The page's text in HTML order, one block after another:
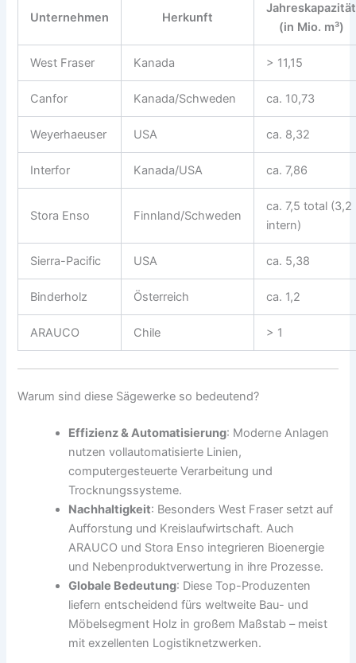
Unternehmen Herkunft
Jahreskapazität
(in Mio. m³)
West Fraser Kanada > 11,15
Canfor Kanada/Schweden ca. 10,73
Weyerhaeuser USA ca. 8,32
Interfor Kanada/USA ca. 7,86
Stora Enso Finnland/Schweden
ca. 7,5 total (3,2
intern)
Sierra-Pacific USA ca. 5,38
Binderholz Österreich ca. 1,2
ARAUCO Chile > 1
Warum sind diese Sägewerke so bedeutend?
Effizienz & Automatisierung: Moderne Anlagen
nutzen vollautomatisierte Linien,
computergesteuerte Verarbeitung und
Trocknungssysteme.
Nachhaltigkeit: Besonders West Fraser setzt auf
Aufforstung und Kreislaufwirtschaft. Auch
ARAUCO und Stora Enso integrieren Bioenergie
und Nebenproduktverwertung in ihre Prozesse.
Globale Bedeutung: Diese Top-Produzenten
liefern entscheidend fürs weltweite Bau- und
Möbelsegment Holz in großem Maßstab – meist
mit exzellenten Logistiknetzwerken.